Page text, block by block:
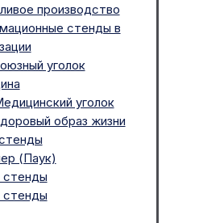
производство
стенды в
уголок
уголок
образ жизни
(Паук)
стенды
стенды